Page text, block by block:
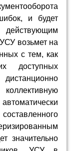
и будет
возьмет на
с тем, как
доступных
значительно